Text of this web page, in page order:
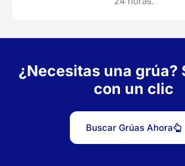
¿Necesitas una grúa?
con un clic
Buscar Grúas Ahora